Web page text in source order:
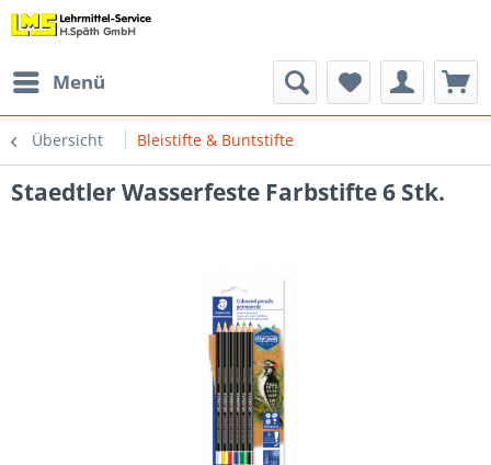
Menü
Übersicht Bleistifte & Buntstifte
Staedtler Wasserfeste Farbstifte 6 Stk.